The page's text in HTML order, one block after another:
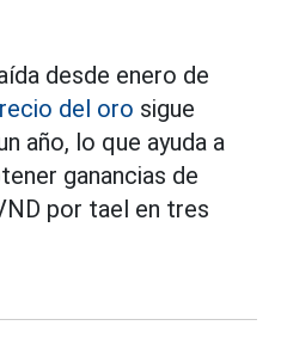
desde enero de
del oro sigue
año, lo que ayuda a
ganancias de
por tael en tres